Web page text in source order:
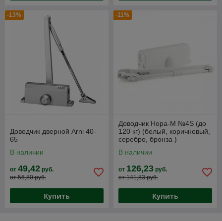
-13%
Доводчик дверной Arni 40-
65
В наличии
от 49,42 руб.
от 56,80 руб.
Купить
-11%
Доводчик Нора-М №4S (до
120 кг) (белый, коричневый,
серебро, бронза )
В наличии
от 126,23 руб.
от 141,83 руб.
Купить